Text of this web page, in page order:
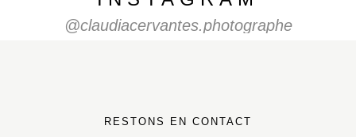
@claudiacervantes.photographe
RESTONS EN CONTACT